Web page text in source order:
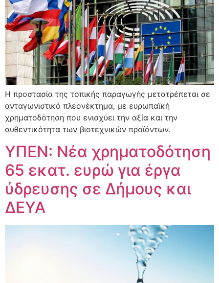
Η προστασία της τοπικής παραγωγής μετατρέπεται σε
ανταγωνιστικό πλεονέκτημα, με ευρωπαϊκή
χρηματοδότηση που ενισχύει την αξία και την
αυθεντικότητα των βιοτεχνικών προϊόντων.
ΥΠΕΝ: Νέα χρηματοδότηση
65 εκατ. ευρώ για έργα
ύδρευσης σε Δήμους και
ΔΕΥΑ